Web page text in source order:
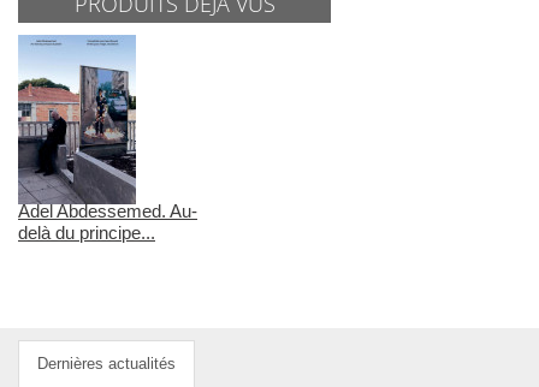
Adel Abdessemed. Au-
delà du principe...
Dernières actualités